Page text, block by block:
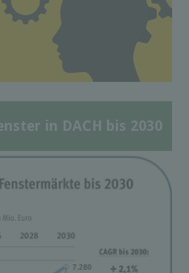
in DACH bis 2030